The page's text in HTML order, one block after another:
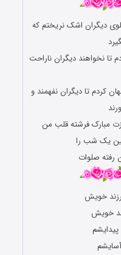
دیگران اشک نریختم که
تا نخواهند دیگران ناراحت
کردم تا دیگران نفهمند و
مبارک فرشته قلب من
یک شب را
رفته صلوات
خویش
خویش